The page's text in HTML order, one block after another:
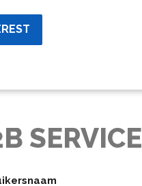
SERVICE